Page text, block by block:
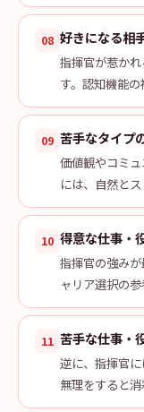
08 好きになる相
指揮官が惹か
す。認知機能の
09 苦手なタイプ
価値観やコミ
には、自然とス
10 得意な仕事・
指揮官の強み
ャリア選択の参
11 苦手な仕事・
逆に、指揮官に
無理をすると消